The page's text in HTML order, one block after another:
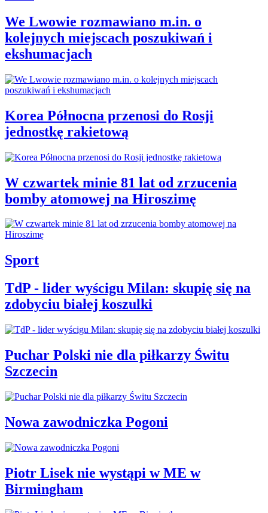
We Lwowie rozmawiano m.in. o
kolejnych miejscach poszukiwań i
ekshumacjach
Korea Północna przenosi do Rosji
jednostkę rakietową
W czwartek minie 81 lat od zrzucenia
bomby atomowej na Hiroszimę
Sport
TdP - lider wyścigu Milan: skupię się na
zdobyciu białej koszulki
Puchar Polski nie dla piłkarzy Świtu
Szczecin
Nowa zawodniczka Pogoni
Piotr Lisek nie wystąpi w ME w
Birmingham